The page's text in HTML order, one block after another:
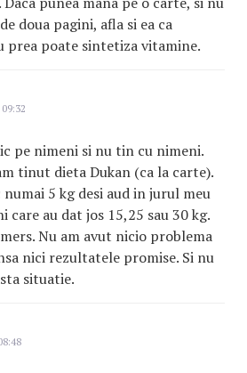
doua pagini, afla si ea ca
prea poate sintetiza vitamine.
pe nimeni si nu tin cu nimeni.
tinut dieta Dukan (ca la carte).
5 kg desi aud in jurul meu
au dat jos 15,25 sau 30 kg.
Nu am avut nicio problema
nici rezultatele promise. Si nu
situatie.